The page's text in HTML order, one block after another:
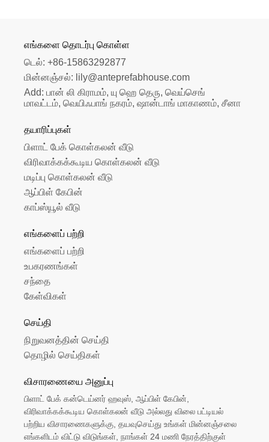
எங்களை தொடர்பு கொள்ள
டெல்: +86-15863292877
மின்னஞ்சல்: lily@anteprefabhouse.com
Add: பான் லி கிராமம், யு ஹெ தெரு, வெய்செங்
மாவட்டம், வெயிஃபாங் நகரம், ஷான்டாங் மாகாணம், சீனா
தயாரிப்புகள்
பிளாட் பேக் கொள்கலன் வீடு
விரிவாக்கக்கூடிய கொள்கலன் வீடு
மடிப்பு கொள்கலன் வீடு
ஆப்பிள் கேபின்
காப்ஸ்யூல் வீடு
எங்களைப் பற்றி
எங்களைப் பற்றி
உபகரணங்கள்
சந்தை
கேள்விகள்
செய்தி
நிறுவனத்தின் செய்தி
தொழில் செய்திகள்
விசாரணையை அனுப்பு
பிளாட் பேக் கன்டெய்னர் ஹவுஸ், ஆப்பிள் கேபின்,
விரிவாக்கக்கூடிய கொள்கலன் வீடு அல்லது விலை பட்டியல்
பற்றிய விசாரணைகளுக்கு, தயவுசெய்து உங்கள் மின்னஞ்சலை
எங்களிடம் விட்டு விடுங்கள், நாங்கள் 24 மணி நேரத்திற்குள்